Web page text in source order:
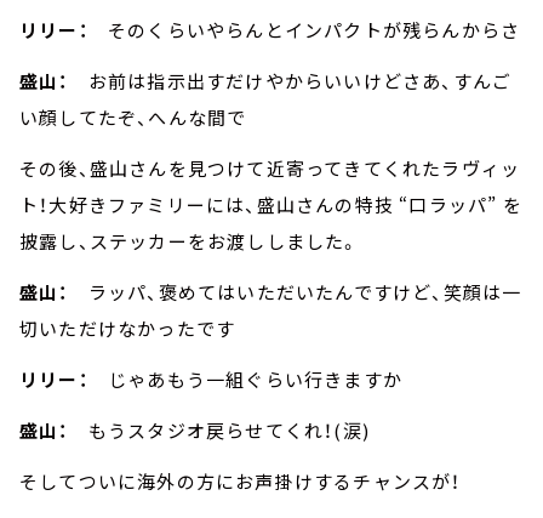
リリー： そのくらいやらんとインパクトが残らんからさ
盛山：
お前は指示出すだけやからいいけどさあ、すんご
い顔してたぞ、へんな間で
その後、盛山さんを見つけて近寄ってきてくれたラヴィッ
ト！大好きファミリーには、盛山さんの特技 “口ラッパ” を
披露し、ステッカーをお渡ししました。
盛山：
ラッパ、褒めてはいただいたんですけど、笑顔は一
切いただけなかったです
リリー：
じゃあもう一組ぐらい行きますか
盛山：
もうスタジオ戻らせてくれ！(涙)
そしてついに海外の方にお声掛けするチャンスが！